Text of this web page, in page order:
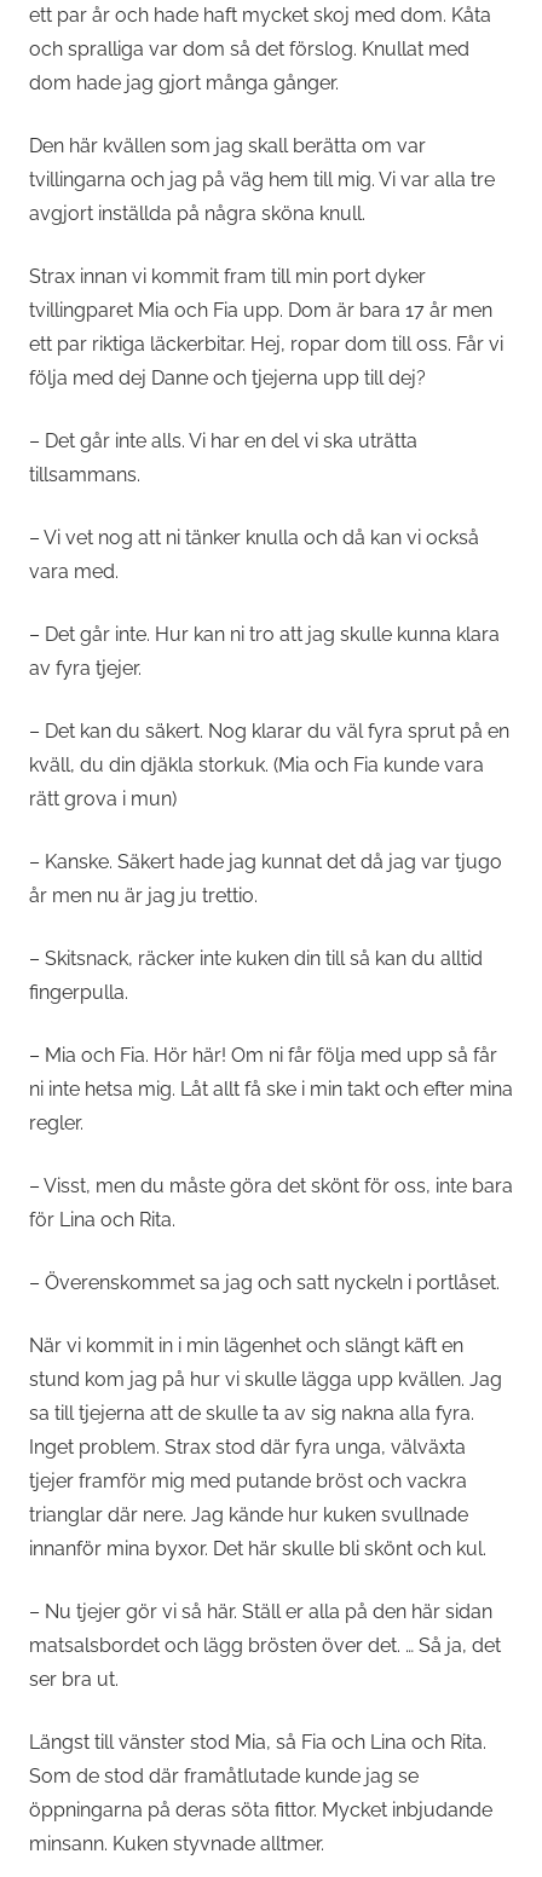
ett par år och hade haft mycket skoj med dom. Kåta
och spralliga var dom så det förslog. Knullat med
dom hade jag gjort många gånger.
Den här kvällen som jag skall berätta om var
tvillingarna och jag på väg hem till mig. Vi var alla tre
avgjort inställda på några sköna knull.
Strax innan vi kommit fram till min port dyker
tvillingparet Mia och Fia upp. Dom är bara 17 år men
ett par riktiga läckerbitar. Hej, ropar dom till oss. Får vi
följa med dej Danne och tjejerna upp till dej?
– Det går inte alls. Vi har en del vi ska uträtta
tillsammans.
– Vi vet nog att ni tänker knulla och då kan vi också
vara med.
– Det går inte. Hur kan ni tro att jag skulle kunna klara
av fyra tjejer.
– Det kan du säkert. Nog klarar du väl fyra sprut på en
kväll, du din djäkla storkuk. (Mia och Fia kunde vara
rätt grova i mun)
– Kanske. Säkert hade jag kunnat det då jag var tjugo
år men nu är jag ju trettio.
– Skitsnack, räcker inte kuken din till så kan du alltid
fingerpulla.
– Mia och Fia. Hör här! Om ni får följa med upp så får
ni inte hetsa mig. Låt allt få ske i min takt och efter mina
regler.
– Visst, men du måste göra det skönt för oss, inte bara
för Lina och Rita.
– Överenskommet sa jag och satt nyckeln i portlåset.
När vi kommit in i min lägenhet och slängt käft en
stund kom jag på hur vi skulle lägga upp kvällen. Jag
sa till tjejerna att de skulle ta av sig nakna alla fyra.
Inget problem. Strax stod där fyra unga, välväxta
tjejer framför mig med putande bröst och vackra
trianglar där nere. Jag kände hur kuken svullnade
innanför mina byxor. Det här skulle bli skönt och kul.
– Nu tjejer gör vi så här. Ställ er alla på den här sidan
matsalsbordet och lägg brösten över det. … Så ja, det
ser bra ut.
Längst till vänster stod Mia, så Fia och Lina och Rita.
Som de stod där framåtlutade kunde jag se
öppningarna på deras söta fittor. Mycket inbjudande
minsann. Kuken styvnade alltmer.